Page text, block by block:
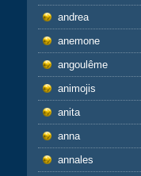
andrea
anemone
angoulême
animojis
anita
anna
annales